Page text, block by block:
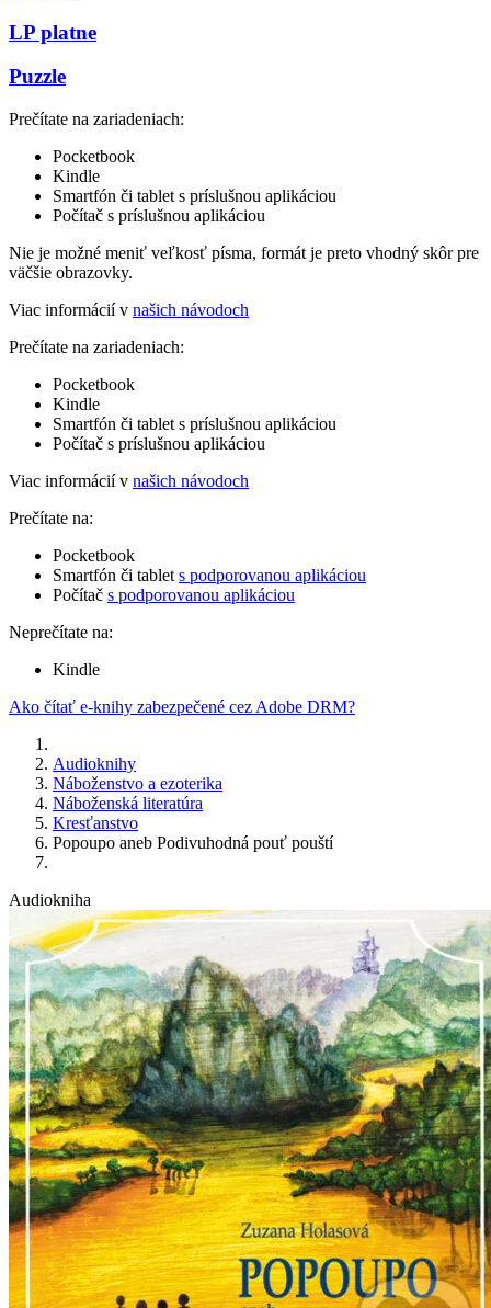
LP platne
Puzzle
Prečítate na zariadeniach:
Pocketbook
Kindle
Smartfón či tablet s príslušnou aplikáciou
Počítač s príslušnou aplikáciou
Nie je možné meniť veľkosť písma, formát je preto vhodný skôr pre
väčšie obrazovky.
Viac informácií v našich návodoch
Prečítate na zariadeniach:
Pocketbook
Kindle
Smartfón či tablet s príslušnou aplikáciou
Počítač s príslušnou aplikáciou
Viac informácií v našich návodoch
Prečítate na:
Pocketbook
Smartfón či tablet s podporovanou aplikáciou
Počítač s podporovanou aplikáciou
Neprečítate na:
Kindle
Ako čítať e-knihy zabezpečené cez Adobe DRM?
Audioknihy
Náboženstvo a ezoterika
Náboženská literatúra
Kresťanstvo
Popoupo aneb Podivuhodná pouť pouští
Audiokniha